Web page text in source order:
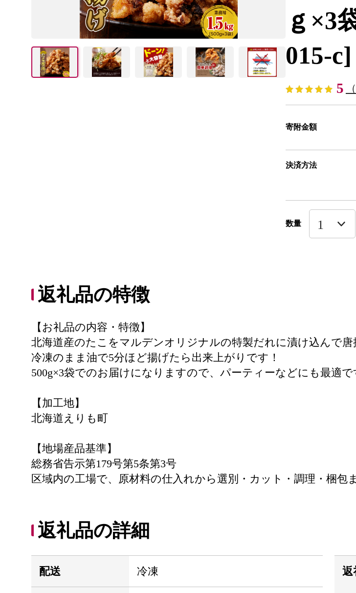
ｇ×3
015-c]
5
寄附金額
決済方法
数量
返礼品の特徴
【お礼品の内容・特徴】
北海道産のたこをマルデンオリジナルの特製だれに漬け込んで唐
冷凍のまま油で5分ほど揚げたら出来上がりです！
500g×3袋でのお届けになりますので、パーティーなどにも最適で
【加工地】
北海道えりも町
【地場産品基準】
総務省告示第179号第5条第3号
区域内の工場で、原材料の仕入れから選別・カット・調理・梱包
返礼品の詳細
配送 冷凍 返